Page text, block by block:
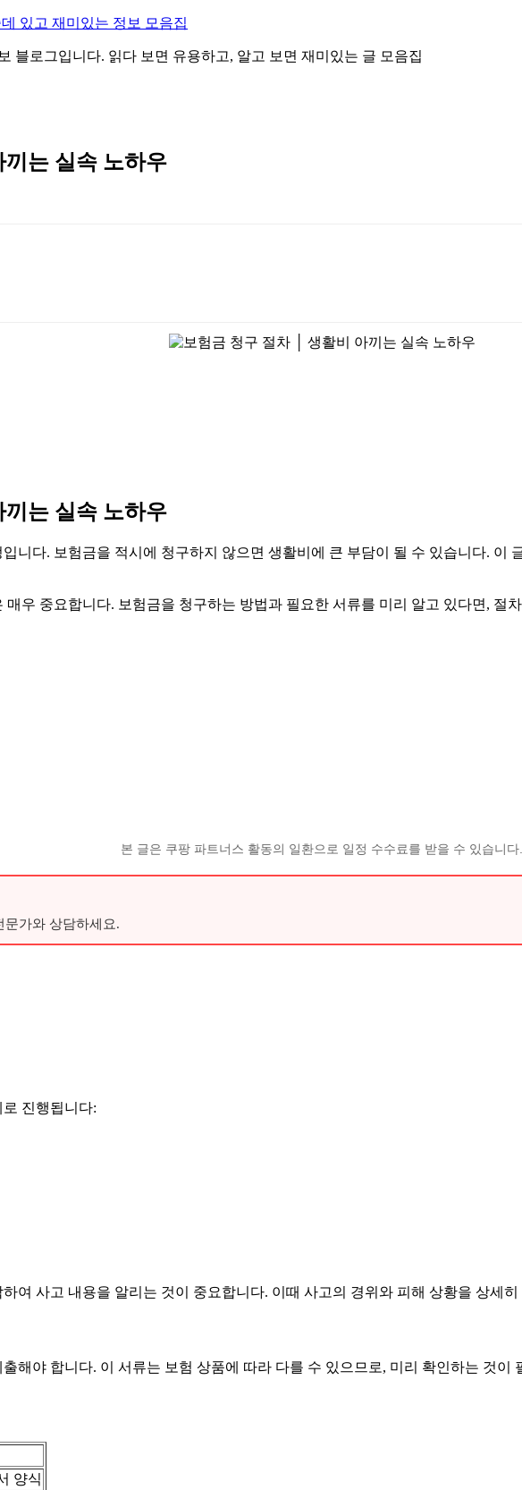
있고 재미있는 정보 모음집
블로그입니다. 읽다 보면 유용하고, 알고 보면 재미있는 글 모음집
는 실속 노하우
는 실속 노하우
니다. 보험금을 적시에 청구하지 않으면 생활비에 큰 부담이 될 수 있습니다. 이
우 중요합니다. 보험금을 청구하는 방법과 필요한 서류를 미리 알고 있다면, 절
본 글은 쿠팡 파트너스 활동의 일환으로 일정 수수료를 받을 수 있습니다.
문가와 상담하세요.
진행됩니다:
여 사고 내용을 알리는 것이 중요합니다. 이때 사고의 경위와 피해 상황을 상세
해야 합니다. 이 서류는 보험 상품에 따라 다를 수 있으므로, 미리 확인하는 것이
양식